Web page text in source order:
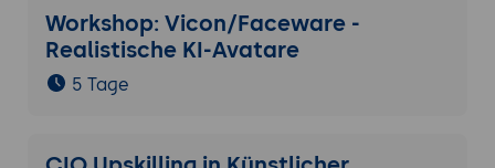
Workshop: Vicon/Faceware -
Realistische KI-Avatare
5 Tage